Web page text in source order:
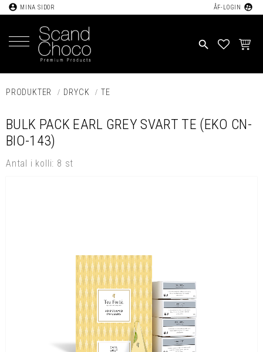
account_circle MINA SIDOR ÅF-LOGIN supervised_user_circle
search
PRODUKTER DRYCK TE
BULK PACK EARL GREY SVART TE (EKO CN-
BIO-143)
Antal i kolli: 8 st